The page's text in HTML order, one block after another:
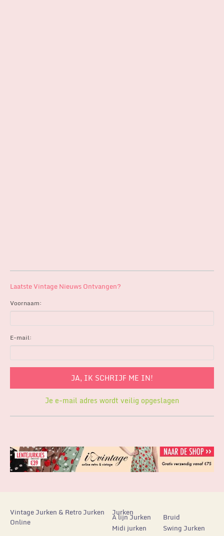
Laatste Vintage Nieuws Ontvangen?
Voornaam:
E-mail:
Je e-mail adres wordt veilig opgeslagen
Vintage Jurken & Retro Jurken
Online
Jurken
A lijn Jurken
Bruid
Midi jurken
Swing Jurken